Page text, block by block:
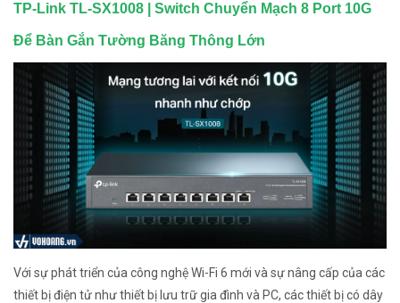
TP-Link TL-SX1008 | Switch Chuyển Mạch 8 Port 10G
Để Bàn Gắn Tường Băng Thông Lớn
Với sự phát triển của công nghệ Wi-Fi 6 mới và sự nâng cấp của các
thiết bị điện tử như thiết bị lưu trữ gia đình và PC, các thiết bị có dây